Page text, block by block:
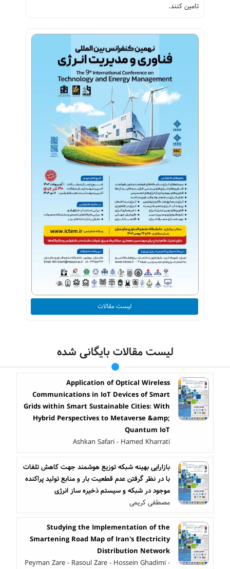
تامین کنند.
لیست مقالات
لیست مقالات بایگانی شده
Application of Optical Wireless
Communications in IoT Devices of Smart
Grids within Smart Sustainable Cities: With
Hybrid Perspectives to Metaverse &amp;
Quantum IoT
Ashkan Safari - Hamed Kharrati
بازارایی بهینه شبکه توزیع هوشمند جهت کاهش تلفات
با در نظر گرفتن عدم قطعیت بار و منابع تولید پراکنده
موجود در شبکه و سیستم ذخیره ساز انرژی
مصطفی کریمی
Studying the Implementation of the
Smartening Road Map of Iran's Electricity
Distribution Network
Peyman Zare - Rasoul Zare - Hossein Ghadimi -